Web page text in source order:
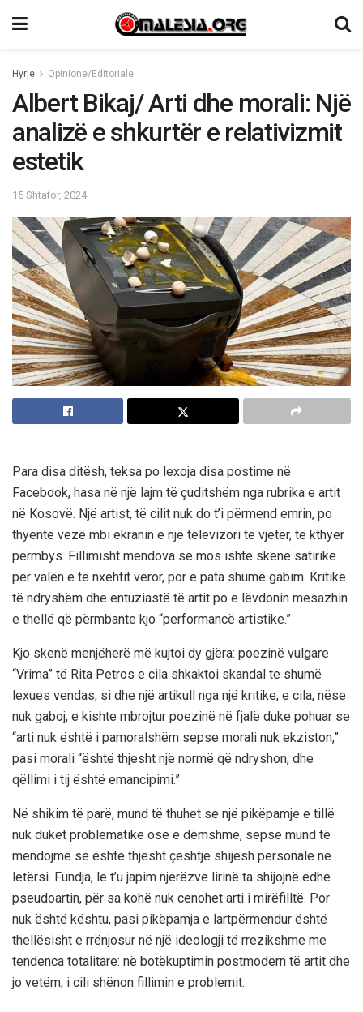
Hyrje Opinione/Editoriale
Albert Bikaj/ Arti dhe morali: Një
analizë e shkurtër e relativizmit
estetik
15 Shtator, 2024
Para disa ditësh, teksa po lexoja disa postime në
Facebook, hasa në një lajm të çuditshëm nga rubrika e artit
në Kosovë. Një artist, të cilit nuk do t’i përmend emrin, po
thyente vezë mbi ekranin e një televizori të vjetër, të kthyer
përmbys. Fillimisht mendova se mos ishte skenë satirike
për valën e të nxehtit veror, por e pata shumë gabim. Kritikë
të ndryshëm dhe entuziastë të artit po e lëvdonin mesazhin
e thellë që përmbante kjo “performancë artistike.”
Kjo skenë menjëherë më kujtoi dy gjëra: poezinë vulgare
“Vrima” të Rita Petros e cila shkaktoi skandal te shumë
lexues vendas, si dhe një artikull nga një kritike, e cila, nëse
nuk gaboj, e kishte mbrojtur poezinë në fjalë duke pohuar se
“arti nuk është i pamoralshëm sepse morali nuk ekziston,”
pasi morali “është thjesht një normë që ndryshon, dhe
qëllimi i tij është emancipimi.”
Në shikim të parë, mund të thuhet se një pikëpamje e tillë
nuk duket problematike ose e dëmshme, sepse mund të
mendojmë se është thjesht çështje shijesh personale në
letërsi. Fundja, le t’u japim njerëzve lirinë ta shijojnë edhe
pseudoartin, për sa kohë nuk cenohet arti i mirëfilltë. Por
nuk është kështu, pasi pikëpamja e lartpërmendur është
thellësisht e rrënjosur në një ideologji të rrezikshme me
tendenca totalitare: në botëkuptimin postmodern të artit dhe
jo vetëm, i cili shënon fillimin e problemit.